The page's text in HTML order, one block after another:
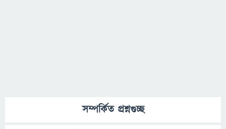
সম্পর্কিত প্রশ্নগুচ্ছ